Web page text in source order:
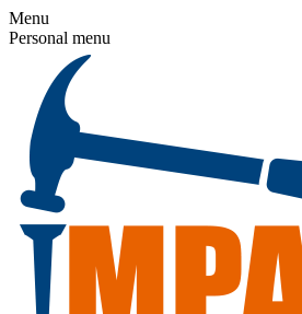
Menu
Personal menu